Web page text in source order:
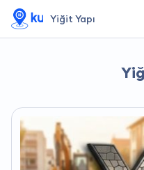
Yiğit Yapı